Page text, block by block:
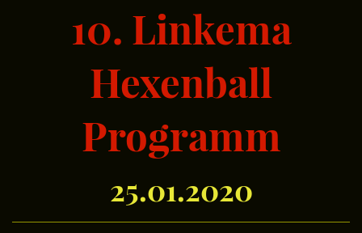
10. Linkema
Hexenball
Programm
25.01.2020